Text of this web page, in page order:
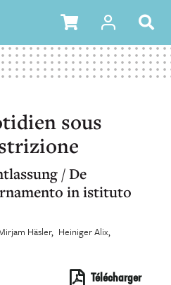
sous
/ De
in istituto
Häsler Heiniger Alix
Télécharger